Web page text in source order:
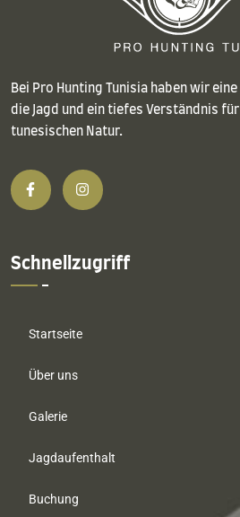
Bei Pro Hunting Tunisia haben wir
die Jagd und ein tiefes Verständnis
tunesischen Natur.
Schnellzugriff
Startseite
Über uns
Galerie
Jagdaufenthalt
Buchung